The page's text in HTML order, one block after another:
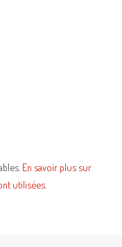
En savoir plus sur
utilisées